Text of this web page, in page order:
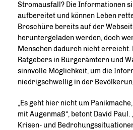
Stromausfall? Die Informationen
aufbereitet und können Leben
Broschüre bereits auf der
heruntergeladen werden, doch
Menschen dadurch nicht erreicht.
Ratgebers in Bürgerämtern und
sinnvolle Möglichkeit, um die
niedrigschwellig in der
Es geht hier nicht um
mit Augenmaß“, betont David Paul.
Krisen- und